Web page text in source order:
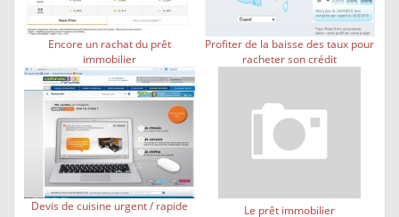
Encore un rachat du prêt
immobilier
Profiter de la baisse des taux pour
racheter son crédit
Devis de cuisine urgent / rapide Le prêt immobilier